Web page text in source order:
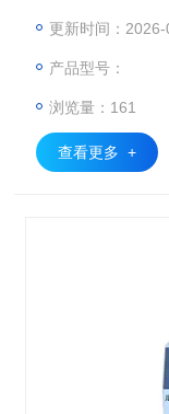
动升起。
更新时间：
产品型号：
浏览量：161
查看更多 +